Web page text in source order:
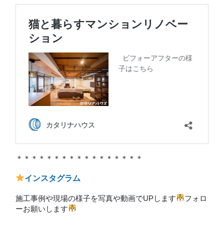
＊＊＊＊＊＊＊＊＊＊＊＊＊＊＊＊＊
インスタグラム
施工事例や現場の様子を写真や動画でUPします
フォロ
ーお願いします